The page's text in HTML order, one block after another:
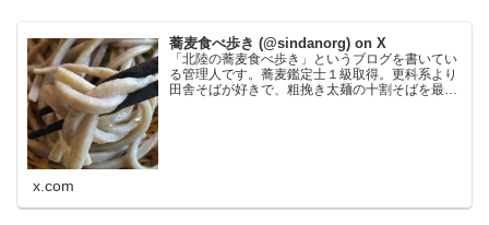
蕎麦食べ歩き (@sindanorg) on X
「北陸の蕎麦食べ歩き」というブログを書いてい
る管理人です。蕎麦鑑定士１級取得。更科系より
田舎そばが好きで、粗挽き太麺の十割そばを最も
x.com